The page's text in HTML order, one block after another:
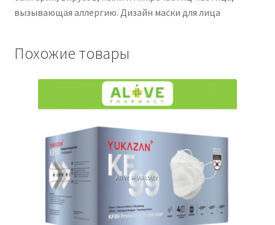
вызывающая аллергию. Дизайн маски для лица
Похожие товары